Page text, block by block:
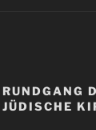
RUNDGANG
JÜDISCHE